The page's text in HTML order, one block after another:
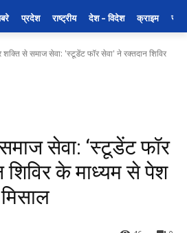
प्रदेश राष्ट्रीय देश – विदेश क्राइम
शक्ति से समाज सेवा: 'स्टूडेंट फॉर सेवा' ने रक्तदान शिविर
सेवा: ‘स्टूडेंट फॉर
शिविर के माध्यम से पेश